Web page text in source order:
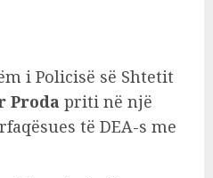
i Policisë së Shtetit
Proda priti në një
të DEA-s me